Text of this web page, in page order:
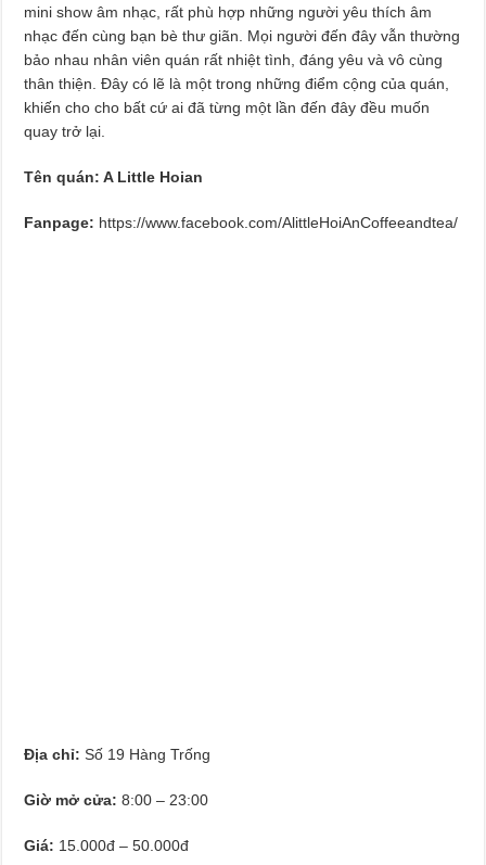
mini show âm nhạc, rất phù hợp những người yêu thích âm
nhạc đến cùng bạn bè thư giãn. Mọi người đến đây vẫn thường
bảo nhau nhân viên quán rất nhiệt tình, đáng yêu và vô cùng
thân thiện. Đây có lẽ là một trong những điểm cộng của quán,
khiến cho cho bất cứ ai đã từng một lần đến đây đều muốn
quay trở lại.
Tên quán: A Little Hoian
Fanpage: https://www.facebook.com/AlittleHoiAnCoffeeandtea/
Địa chỉ:Số 19 Hàng Trống
Giờ mở cửa:8:00 – 23:00
Giá: 15.000đ – 50.000đ